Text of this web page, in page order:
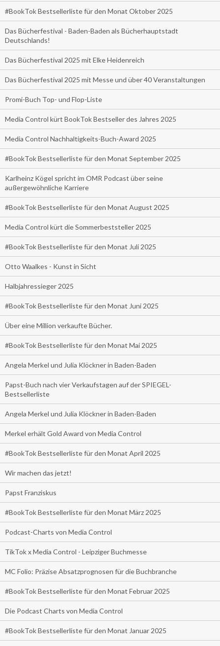
#BookTok Bestsellerliste für den Monat Oktober 2025
Das Bücherfestival - Baden-Baden als Bücherhauptstadt
Deutschlands!
Das Bücherfestival 2025 mit Elke Heidenreich
Das Bücherfestival 2025 mit Messe und über 40 Veranstaltungen
Promi-Buch Top- und Flop-Liste
Media Control kürt BookTok Bestseller des Jahres 2025
Media Control Nachhaltigkeits-Buch-Award 2025
#BookTok Bestsellerliste für den Monat September 2025
Karlheinz Kögel spricht im OMR Podcast über seine
außergewöhnliche Karriere
#BookTok Bestsellerliste für den Monat August 2025
Media Control kürt die Sommerbeststeller 2025
#BookTok Bestsellerliste für den Monat Juli 2025
Otto Waalkes - Kunst in Sicht
Halbjahressieger 2025
#BookTok Bestsellerliste für den Monat Juni 2025
Über eine Million verkaufte Bücher.
#BookTok Bestsellerliste für den Monat Mai 2025
Angela Merkel und Julia Klöckner in Baden-Baden
Papst-Buch nach vier Verkaufstagen auf der SPIEGEL-
Bestsellerliste
Angela Merkel und Julia Klöckner in Baden-Baden
Merkel erhält Gold Award von Media Control
#BookTok Bestsellerliste für den Monat April 2025
Wir machen das jetzt!
Papst Franziskus
#BookTok Bestsellerliste für den Monat März 2025
Podcast-Charts von Media Control
TikTok x Media Control - Leipziger Buchmesse
MC Folio: Präzise Absatzprognosen für die Buchbranche
#BookTok Bestsellerliste für den Monat Februar 2025
Die Podcast Charts von Media Control
#BookTok Bestsellerliste für den Monat Januar 2025